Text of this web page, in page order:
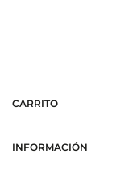
CARRITO
INFORMACIÓN